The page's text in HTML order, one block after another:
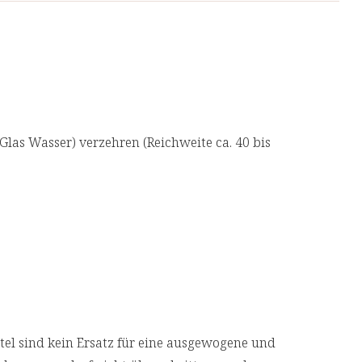
des Körpers und die Konzentration von Q10
Produkte von unabhängigen, deutschen
Wasser) verzehren (Reichweite ca. 40 bis
sind kein Ersatz für eine ausgewogene und